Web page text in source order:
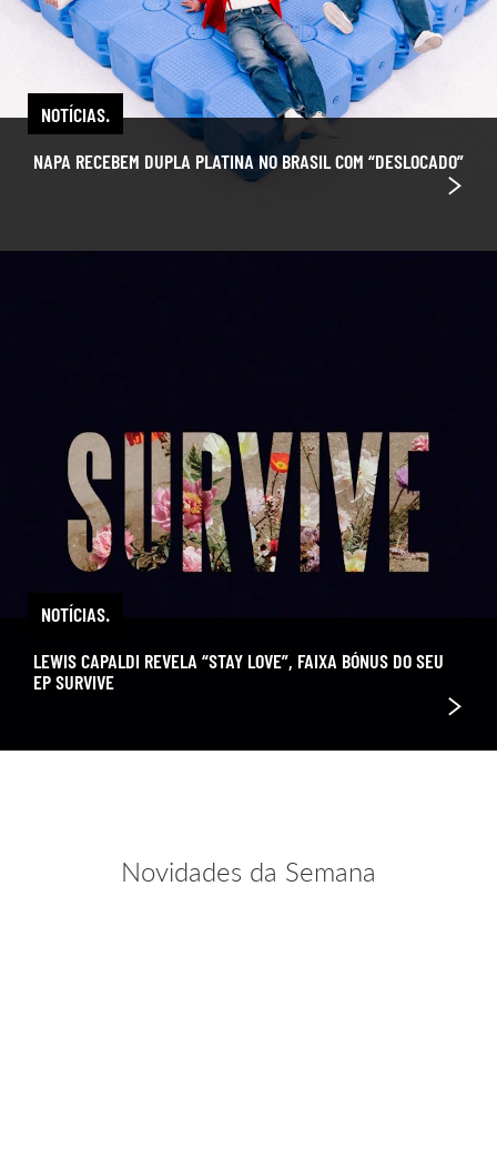
NOTÍCIAS.
NAPA RECEBEM DUPLA PLATINA NO BRASIL COM “DESLOCADO”
NOTÍCIAS.
LEWIS CAPALDI REVELA “STAY LOVE”, FAIXA BÓNUS DO SEU
EP SURVIVE
Novidades da Semana